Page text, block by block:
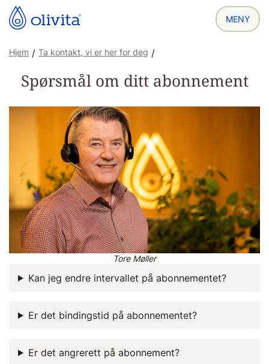
Hjem / Ta kontakt, vi er her for deg /
Spørsmål om ditt abonnement
Tore Møller
Kan jeg endre intervallet på abonnementet?
Er det bindingstid på abonnementet?
Er det angrerett på abonnement?